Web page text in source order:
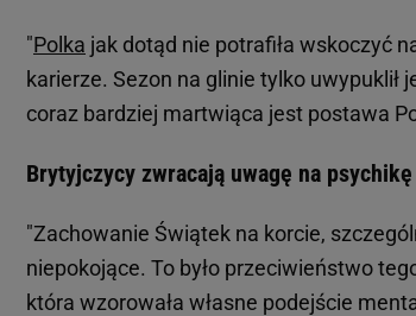
"Polka jak dotąd nie potrafiła wskoczyć
karierze. Sezon na glinie tylko uwypuklił
coraz bardziej martwiąca jest postawa
Brytyjczycy zwracają uwagę na
"Zachowanie Świątek na korcie,
niepokojące. To było przeciwieństwo
która wzorowała własne podejście